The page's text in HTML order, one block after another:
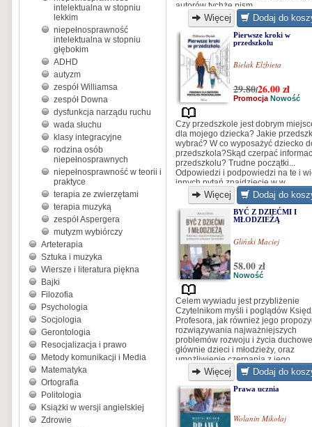
intelektualna w stopniu
lekkim
niepełnosprawność
intelektualna w stopniu
głębokim
ADHD
autyzm
zespół Williamsa
zespół Downa
dysfunkcja narządu ruchu
wada słuchu
klasy integracyjne
rodzina osób
niepełnosprawnych
niepełnosprawność w teorii i
praktyce
terapia ze zwierzętami
terapia muzyką
zespół Aspergera
mutyzm wybiórczy
Arteterapia
Sztuka i muzyka
Wiersze i literatura piękna
Bajki
Filozofia
Psychologia
Socjologia
Gerontologia
Resocjalizacja i prawo
Metody komunikacji i Media
Matematyka
Ortografia
Politologia
Książki w wersji angielskiej
Zdrowie
autorów tychże pism...
Więcej Dodaj do
Pierwsze kroki w
przedszkolu
Bielak Elżbieta
29.80/26.00zł
Promocja Nowość
Czy przedszkole jest dobrym
dla mojego dziecka? Jakie
wybrać? W co wyposażyć dziecko
przedszkola?Skąd czerpać
przedszkolu? Trudne początki...
Odpowiedzi i podpowiedzi na te i
innych pytań znajdziecie w w
wyjątkowej publikacji Elżbiety
Więcej Dodaj do
BYĆ Z DZIEĆMI I
MŁODZIEŻĄ
Gliński Maciej
58.00 zł
Nowość
Celem wywiadu jest przybliżenie
Czytelnikom myśli i poglądów
Profesora, jak również jego
rozwiązywania najważniejszych
problemów rozwoju i życia
głównie dzieci i młodzieży, oraz
umożliwienie czerpania z jego
doświadczeń i olbrzymiego
Dla rodziców, nauczycieli i
wychowawców może to stanowić
zachętę i inspirację do dialogu z
młodymi oraz pogłębiania swej
Więcej Dodaj do
Prawa ucznia
Wolanin Mikołaj